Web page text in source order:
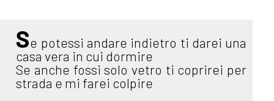
Se potessi andare indietro ti darei una
casa vera in cui dormire
Se anche fossi solo vetro ti coprirei per
strada e mi farei colpire